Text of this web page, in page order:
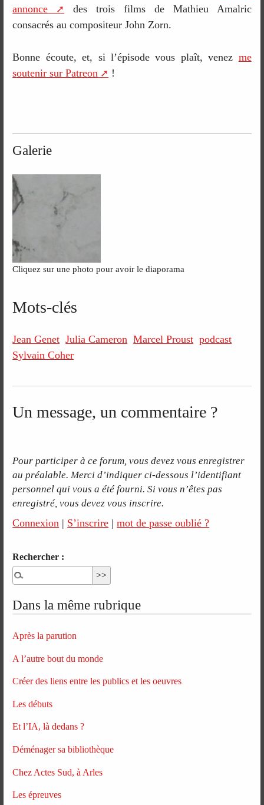
annonce
des trois films de Mathieu Amalric
consacrés au compositeur John Zorn.
Bonne écoute, et, si l’épisode vous plaît, venez me
soutenir sur Patreon
!
Galerie
Cliquez sur une photo pour avoir le diaporama
Mots-clés
Jean Genet Julia Cameron Marcel Proust podcast
Sylvain Coher
Un message, un commentaire ?
Pour participer à ce forum, vous devez vous enregistrer
au préalable. Merci d’indiquer ci-dessous l’identifiant
personnel qui vous a été fourni. Si vous n’êtes pas
enregistré, vous devez vous inscrire.
Connexion | S’inscrire |mot de passe oublié ?
Rechercher :
Dans la même rubrique
Après la parution
A l’autre bout du monde
Créer des liens entre les publics et les oeuvres
Les débuts
Et l’IA, là dedans ?
Déménager sa bibliothèque
Chez Actes Sud, à Arles
Les épreuves